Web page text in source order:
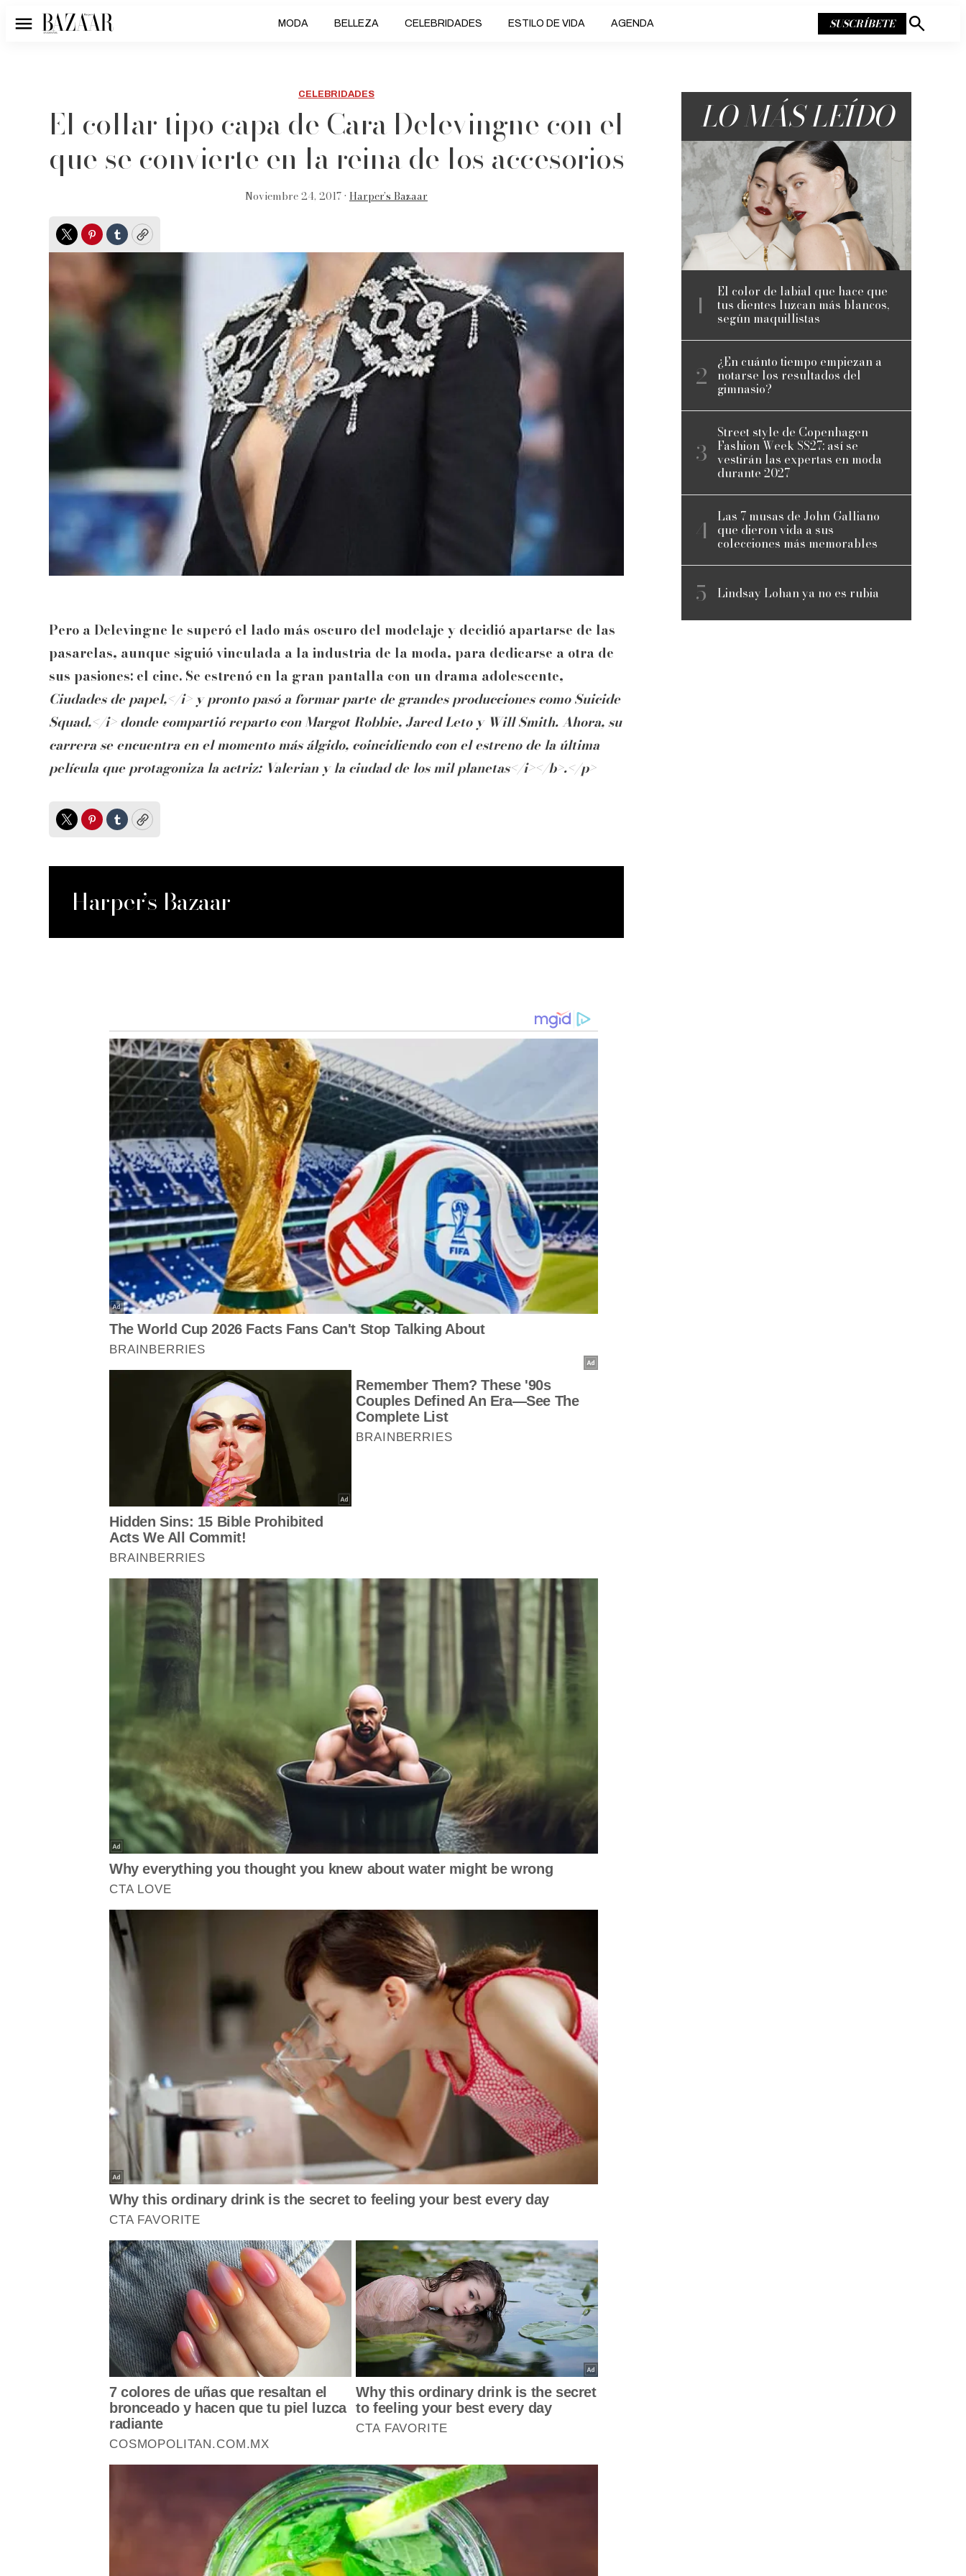
Menú MODA BELLEZA CELEBRIDADES ESTILO DE VIDA AGENDA SUSCRÍBETE
Mostrar
CELEBRIDADES
El collar tipo capa de Cara Delevingne con el
que se convierte en la reina de los accesorios
Noviembre 24, 2017 • Harper’s Bazaar
TwitterPinterest
TumblrCopy
Pero a Delevingne le superó el lado más oscuro del modelaje y decidió apartarse de las
pasarelas, aunque siguió vinculada a la industria de la moda, para dedicarse a otra de
sus pasiones: el cine. Se estrenó en la gran pantalla con un drama adolescente,
Ciudades de papel,</i> y pronto pasó a formar parte de grandes producciones comoSuicide
Squad,</i> donde compartió reparto con Margot Robbie, Jared Leto y Will Smith. Ahora, su
carrera se encuentra en el momento más álgido, coincidiendo con el estreno de la última
película que protagoniza la actriz: Valerian y la ciudad de los mil planetas</i></b>.</p>
TwitterPinterest
TumblrCopy
Harper’s Bazaar
LO MÁS LEÍDO
El color de labial que hace que
tus dientes luzcan más blancos,
según maquillistas
¿En cuánto tiempo empiezan a
notarse los resultados del
gimnasio?
Street style de Copenhagen
Fashion Week SS27: así se
vestirán las expertas en moda
durante 2027
Las 7 musas de John Galliano
que dieron vida a sus
colecciones más memorables
Lindsay Lohan ya no es rubia